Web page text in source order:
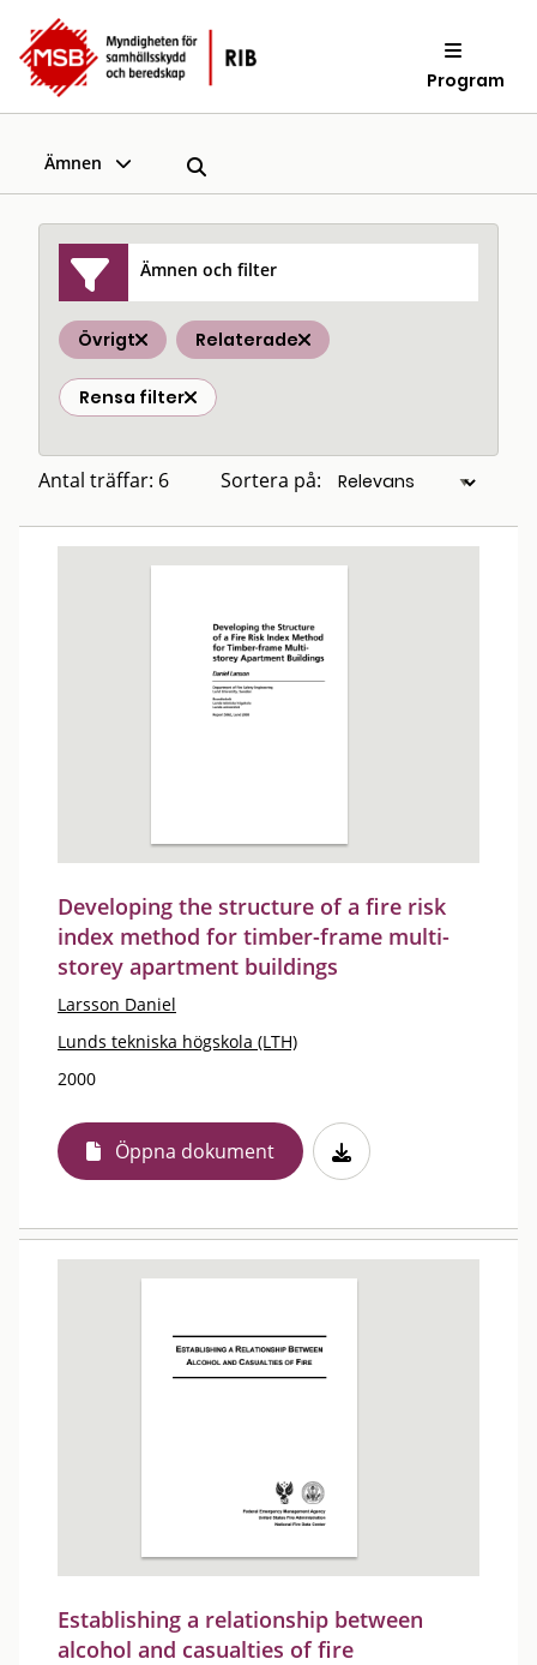
Program
Ämnen
Ämnen och filter
Övrigt Relaterade
Rensa filter
Antal träffar: 6 Sortera på:
Developing the structure of a fire risk
index method for timber-frame multi-
storey apartment buildings
Larsson Daniel
Lunds tekniska högskola (LTH)
2000
Öppna dokument
Establishing a relationship between
alcohol and casualties of fire